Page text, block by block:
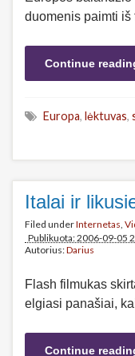
duomenis paimti iš
Continue
Europa, lėktuvas,
Italai ir
Filed underInternetas
Publikuota: 2006-09-05
Autorius:Darius
Flash filmukas
elgiasi panašiai,
Continue